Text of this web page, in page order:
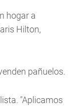
hogar a
Hilton,
pañuelos.
"Aplicamos